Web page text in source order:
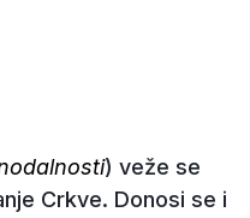
) veže se
Crkve. Donosi se i